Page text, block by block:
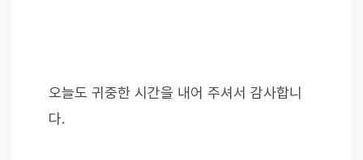
오늘도 귀중한 시간을 내어 주셔서 감사합니
다.